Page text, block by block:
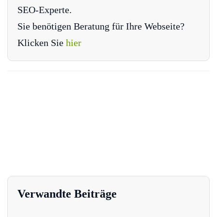
SEO-Experte.
Sie benötigen Beratung für Ihre Webseite?
Klicken Sie hier
Verwandte Beiträge